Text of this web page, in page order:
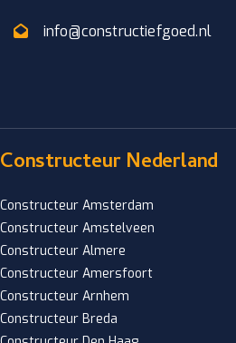
info@constructiefgoed.nl
Constructeur Nederland
Constructeur Amsterdam
Constructeur Amstelveen
Constructeur Almere
Constructeur Amersfoort
Constructeur Arnhem
Constructeur Breda